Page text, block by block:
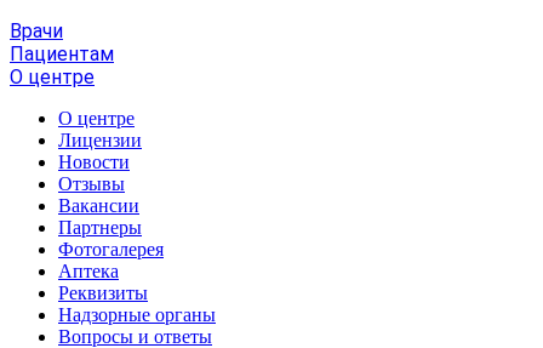
Врачи
Пациентам
О центре
О центре
Лицензии
Новости
Отзывы
Вакансии
Партнеры
Фотогалерея
Аптека
Реквизиты
Надзорные органы
Вопросы и ответы